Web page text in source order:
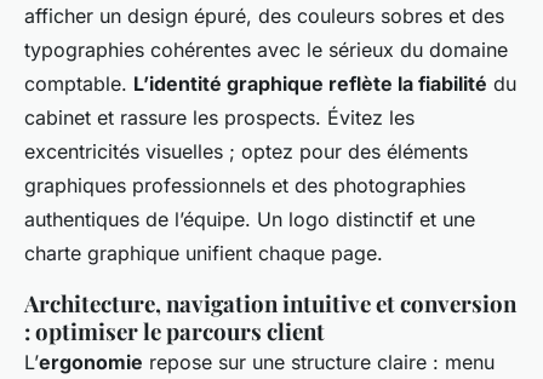
afficher un design épuré, des couleurs sobres et des
typographies cohérentes avec le sérieux du domaine
comptable. L’identité graphique reflète la fiabilité du
cabinet et rassure les prospects. Évitez les
excentricités visuelles ; optez pour des éléments
graphiques professionnels et des photographies
authentiques de l’équipe. Un logo distinctif et une
charte graphique unifient chaque page.
Architecture, navigation intuitive et conversion
: optimiser le parcours client
L’ergonomie repose sur une structure claire : menu